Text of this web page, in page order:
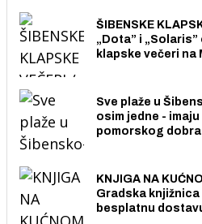
ŠIBENSKE
„Dota” i
klapske večeri na
Sve plaže u
osim jedne -
pomorskog
KNJIGA NA
Gradska
besplatnu